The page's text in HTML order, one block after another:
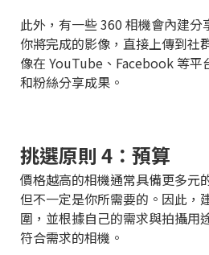
此外，有一些 360 相機會內建
你將完成的影像，直接上傳到社
像在 YouTube、Facebook 等平
和粉絲分享成果。
挑選原則 4：預算
價格越高的相機通常具備更多元
但不一定是你所需要的。因此，
圍，並根據自己的需求與拍攝用
符合需求的相機。